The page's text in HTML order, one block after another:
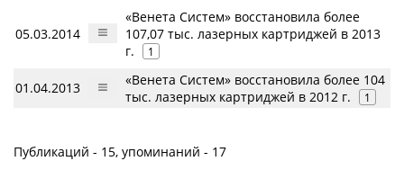
05.03.2014
«Венета Систем» восстановила более
107,07 тыс. лазерных картриджей в 2013
г.
1
01.04.2013
«Венета Систем» восстановила более 104
тыс. лазерных картриджей в 2012 г.
1
Публикаций - 15, упоминаний - 17